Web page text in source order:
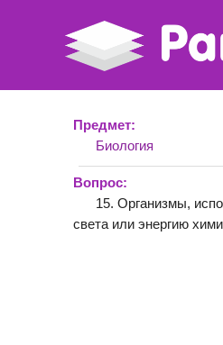
Предмет:
Биология
Вопрос:
15. Организмы,
света или энергию